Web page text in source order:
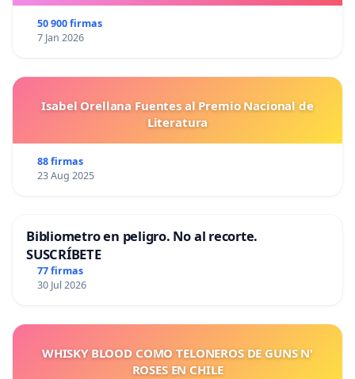
50 900 firmas
7 Jan 2026
Isabel Orellana Fuentes al Premio Nacional de
Literatura
88 firmas
23 Aug 2025
Bibliometro en peligro. No al recorte.
SUSCRÍBETE
77 firmas
30 Jul 2026
WHISKY BLOOD COMO TELONEROS DE GUNS N'
ROSES EN CHILE